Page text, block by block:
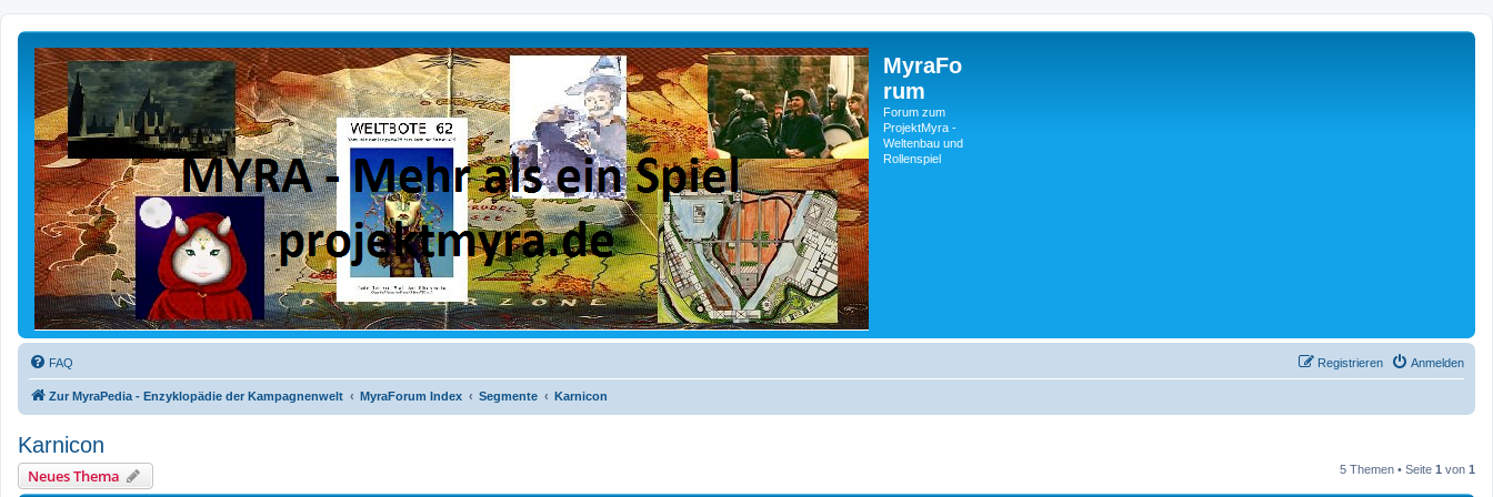
MyraFo
rum
Forum zum
ProjektMyra -
Weltenbau und
Rollenspiel
FAQ Anmelden
Registrieren
Zur MyraPedia - Enzyklopädie der Kampagnenwelt MyraForum Index Segmente Karnicon
Karnicon
Neues Thema 5 Themen • Seite 1 von 1